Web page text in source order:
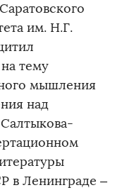
им. Н.Г.
тему
мышления
над
в Ленинграде –